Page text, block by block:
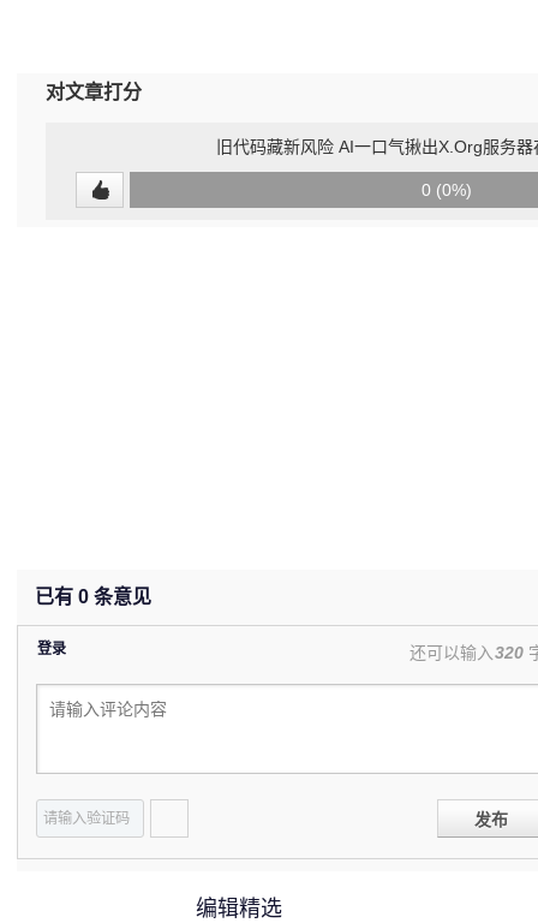
对文章打分
旧代码藏新风险 AI一口气揪出X.Org服务
0 (0%)
已有 0 条意见
登录 还可以输入320
发布
编辑精选